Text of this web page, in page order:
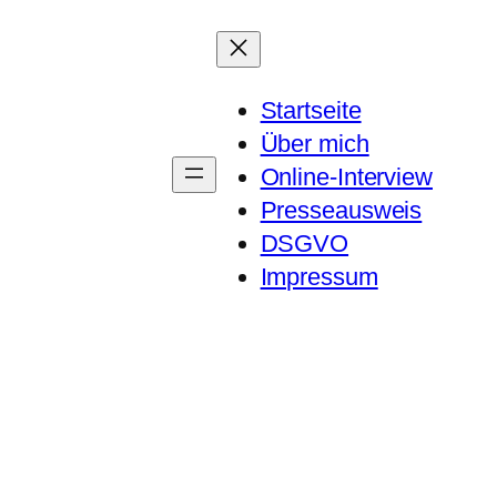
Startseite
Über mich
Online-Interview
Presseausweis
DSGVO
Impressum